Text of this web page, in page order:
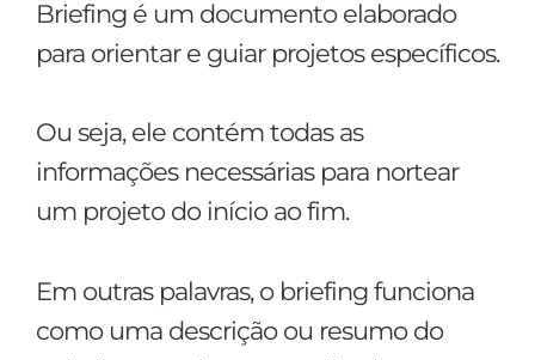
Briefing é um documento elaborado
para orientar e guiar projetos específicos.
Ou seja, ele contém todas as
informações necessárias para nortear
um projeto do início ao fim.
Em outras palavras, o briefing funciona
como uma descrição ou resumo do